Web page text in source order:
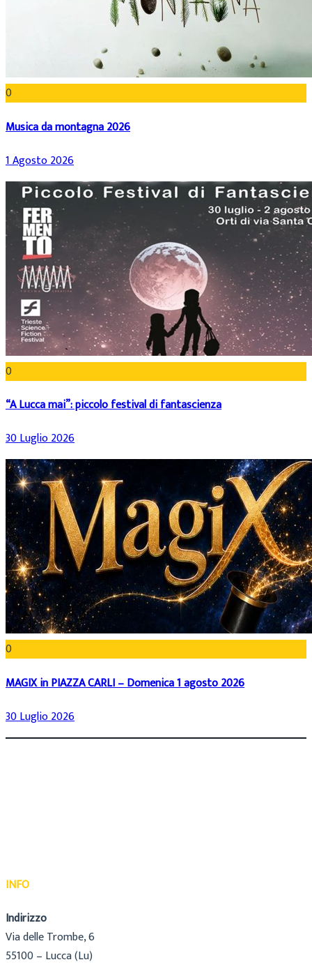
0
Musica da montagna 2026
1 Agosto 2026
0
“A Lucca mai”: piccolo festival di fantascienza
30 Luglio 2026
0
MAGIX in PIAZZA CARLI – Domenica 1 agosto 2026
30 Luglio 2026
INFO
Indirizzo
Via delle Trombe, 6
55100 – Lucca (Lu)